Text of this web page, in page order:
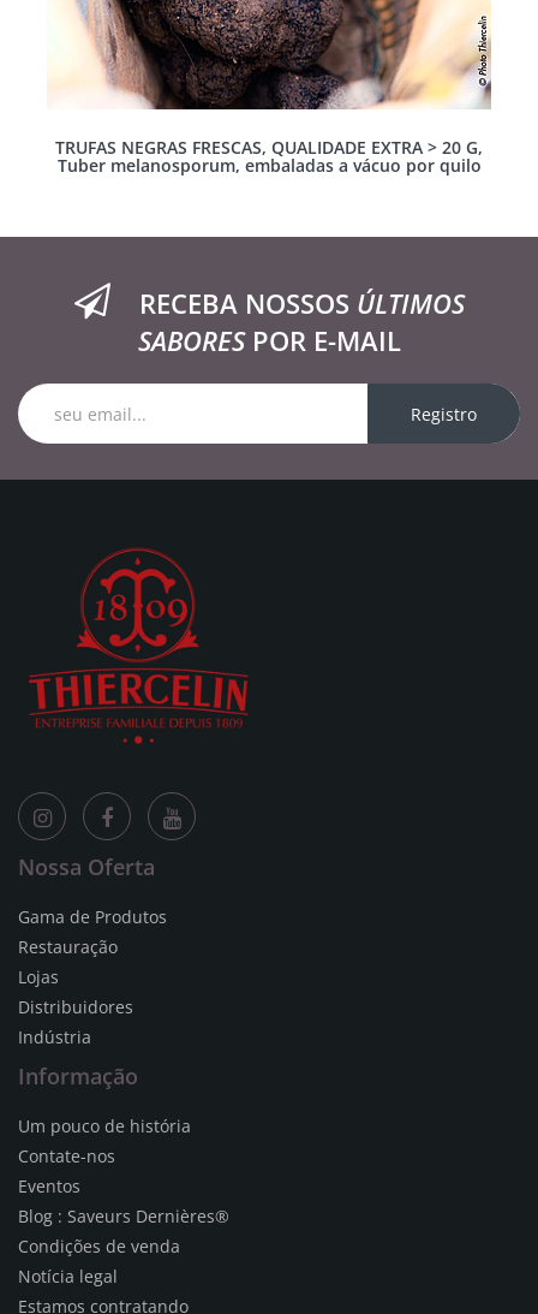
TRUFAS NEGRAS FRESCAS, QUALIDADE EXTRA > 20 G,
Tuber melanosporum, embaladas a vácuo por quilo
RECEBA NOSSOS ÚLTIMOS
SABORESPOR E-MAIL
Registro
Nossa Oferta
Gama de Produtos
Restauração
Lojas
Distribuidores
Indústria
Informação
Um pouco de história
Contate-nos
Eventos
Blog : Saveurs Dernières®
Condições de venda
Notícia legal
Estamos contratando